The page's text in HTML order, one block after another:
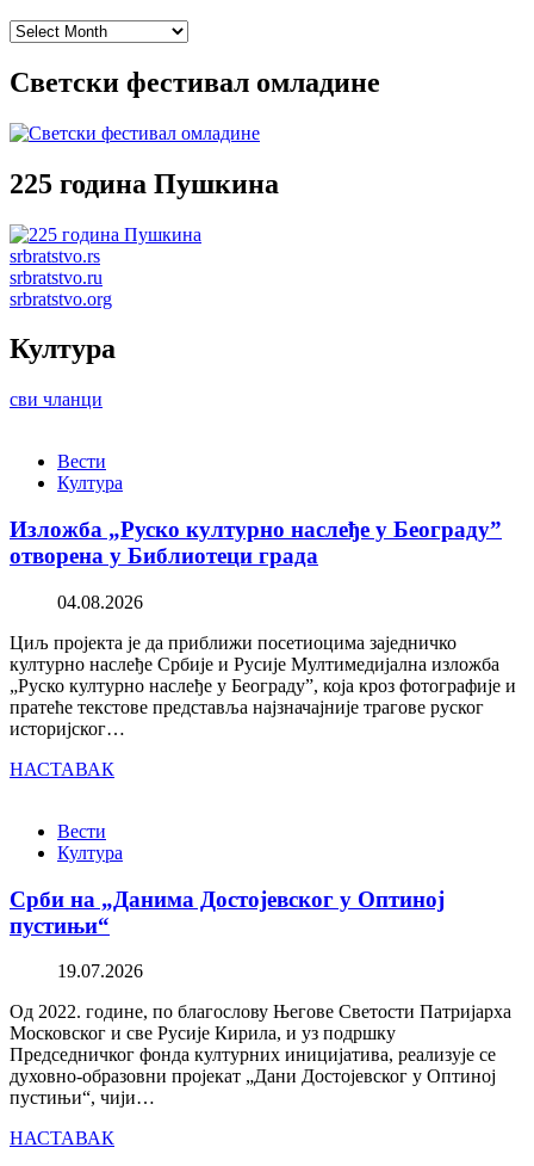
Archives
Светски фестивал омладине
225 година Пушкина
srbratstvo.rs
srbratstvo.ru
srbratstvo.org
Култура
сви чланци
Вести
Култура
Изложба „Руско културно наслеђе у Београду”
отворена у Библиотеци града
04.08.2026
Циљ пројекта је да приближи посетиоцима заједничко
културно наслеђе Србије и Русије Мултимедијална изложба
„Руско културно наслеђе у Београду”, која кроз фотографије и
пратеће текстове представља најзначајније трагове руског
историјског…
НАСТАВАК
Вести
Култура
Срби на „Данима Достојевског у Оптиној
пустињи“
19.07.2026
Од 2022. године, по благослову Његове Светости Патријарха
Московског и све Русије Кирила, и уз подршку
Председничког фонда културних иницијатива, реализује се
духовно-образовни пројекат „Дани Достојевског у Оптиној
пустињи“, чији…
НАСТАВАК